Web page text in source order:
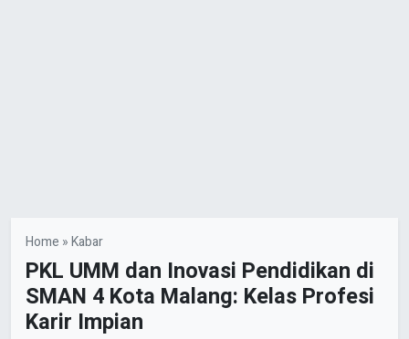
Home »Kabar
PKL UMM dan Inovasi Pendidikan di
SMAN 4 Kota Malang: Kelas Profesi
Karir Impian